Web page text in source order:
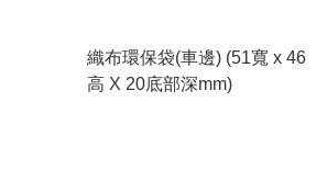
織布環保袋(車邊) (51寬 x 46
高 X 20底部深mm)